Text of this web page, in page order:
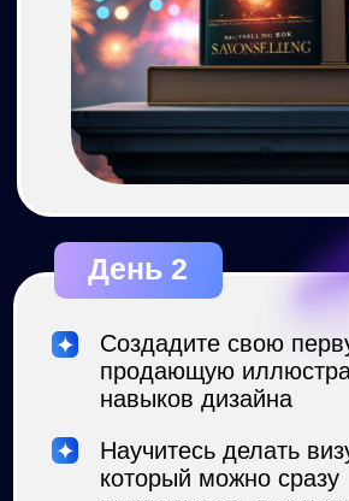
Хотите зарабатывать удаленно, но
не знаете, с чего начать
Мечтаете о свободе и о работе,
которая приносит удовольствие
Бросали онлайн-курсы, потому что
все слишком сложно и долго
Хотите быть востребованным
специалистом и идти в ногу со
временем
Интересуетесь нейросетями, но
боитесь их осваивать, потому что
«не айтишник», «не креативщик» и
«не блогер»